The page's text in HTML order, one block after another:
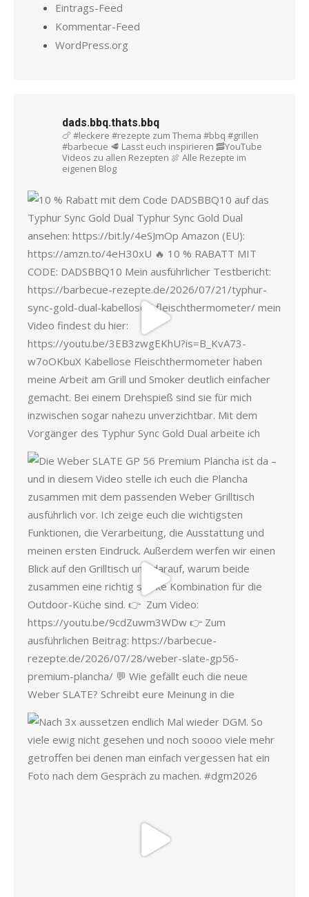
Eintrags-Feed
Kommentar-Feed
WordPress.org
dads.bbq.thats.bbq
🍗 #leckere #rezepte zum Thema #bbq #grillen
#barbecue 🥩 Lasst euch inspirieren 🥓YouTube
Videos zu allen Rezepten 🍖 Alle Rezepte im
eigenen Blog